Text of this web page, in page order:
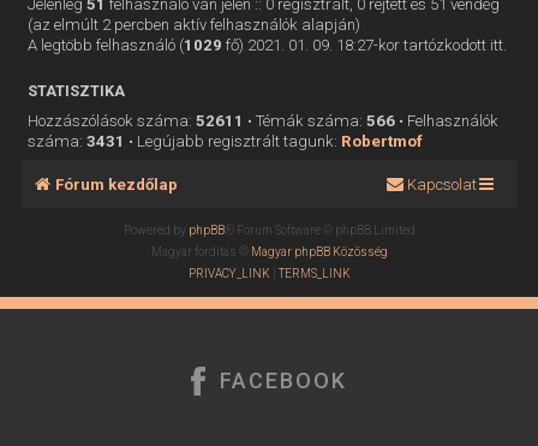
Jelenleg 51 felhasználó van jelen :: 0 regisztrált, 0 rejtett és 51 vendég
(az elmúlt 2 percben aktív felhasználók alapján)
A legtöbb felhasználó (1029 fő) 2021. 01. 09. 18:27-kor tartózkodott itt.
STATISZTIKA
Hozzászólások száma: 52611 • Témák száma: 566• Felhasználók
száma: 3431 • Legújabb regisztrált tagunk: Robertmof
Fórum kezdőlap Kapcsolat
Powered by phpBB® Forum Software © phpBB Limited
Magyar fordítás © Magyar phpBB Közösség
PRIVACY_LINK |TERMS_LINK
FACEBOOK